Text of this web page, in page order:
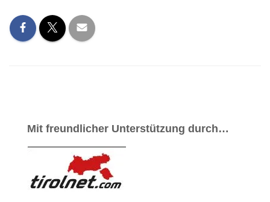
Mit freundlicher Unterstützung durch…